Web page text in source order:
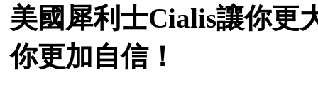
美國犀利士Cialis讓你更
你更加自信！